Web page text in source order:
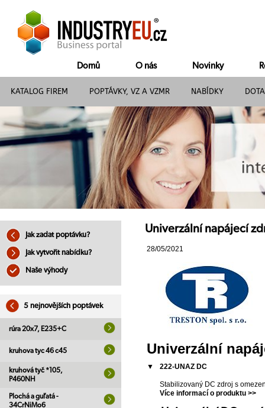
Domů O nás Novinky
KATALOG FIREM POPTÁVKY, VZ A VZMR NABÍDKY
Jak zadat poptávku?
Jak vytvořit nabídku?
Naše výhody
5 nejnovějších poptávek
rúra 20x7, E235+C
kruhova tyc 46 c45
kruhová tyč *105,
P460NH
Plochá a guľatá -
34CrNiMo6
Univerzální napájecí
28/05/2021
Univerzální
▼ 222-UNAZ DC
Stabilizovaný DC zdroj s
Více informací o produktu >>